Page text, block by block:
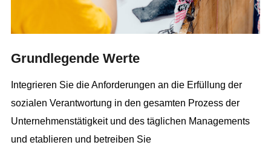
Grundlegende Werte
Integrieren Sie die Anforderungen an die Erfüllung der
sozialen Verantwortung in den gesamten Prozess der
Unternehmenstätigkeit und des täglichen Managements
und etablieren und betreiben Sie